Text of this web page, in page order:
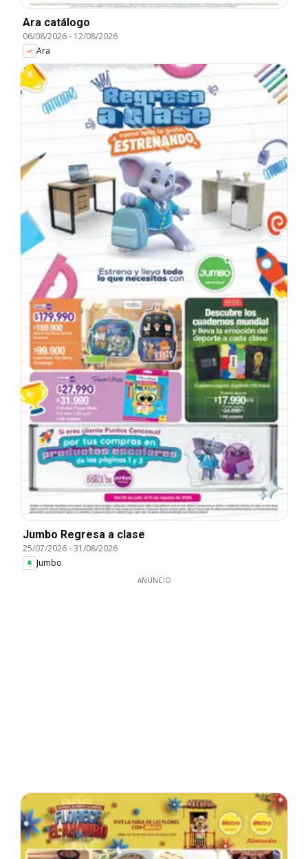
Ara catálogo
06/08/2026- 12/08/2026
Ara
Jumbo Regresa a clase
25/07/2026-31/08/2026
Jumbo
ANUNCIO